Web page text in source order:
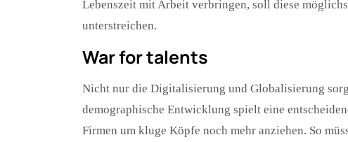
Lebenszeit mit Arbeit verbringen, soll diese
unterstreichen.
War for talents
Nicht nur die Digitalisierung und Globalisierung
demographische Entwicklung spielt eine
Firmen um kluge Köpfe noch mehr anziehen. So